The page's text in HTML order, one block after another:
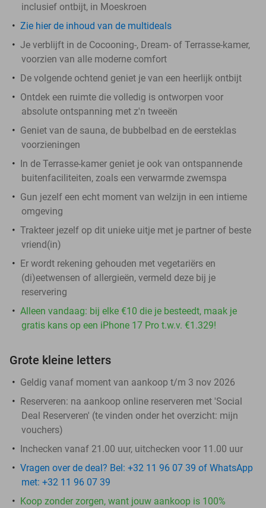
inclusief ontbijt, in Moeskroen
Zie hier de inhoud van de multideals
Je verblijft in de Cocooning-, Dream- of Terrasse-kamer,
voorzien van alle moderne comfort
De volgende ochtend geniet je van een heerlijk ontbijt
Ontdek een ruimte die volledig is ontworpen voor
absolute ontspanning met z'n tweeën
Geniet van de sauna, de bubbelbad en de eersteklas
voorzieningen
In de Terrasse-kamer geniet je ook van ontspannende
buitenfaciliteiten, zoals een verwarmde zwemspa
Gun jezelf een echt moment van welzijn in een intieme
omgeving
Trakteer jezelf op dit unieke uitje met je partner of beste
vriend(in)
Er wordt rekening gehouden met vegetariërs en
(di)eetwensen of allergieën, vermeld deze bij je
reservering
Alleen vandaag: bij elke €10 die je besteedt, maak je
gratis kans op een iPhone 17 Pro t.w.v. €1.329!
Grote kleine letters
Geldig vanaf moment van aankoop t/m 3 nov 2026
Reserveren: na aankoop online reserveren met 'Social
Deal Reserveren' (te vinden onder het overzicht: mijn
vouchers)
Inchecken vanaf 21.00 uur, uitchecken voor 11.00 uur
Vragen over de deal? Bel: +32 11 96 07 39 of WhatsApp
met: +32 11 96 07 39
Koop zonder zorgen, want jouw aankoop is 100%